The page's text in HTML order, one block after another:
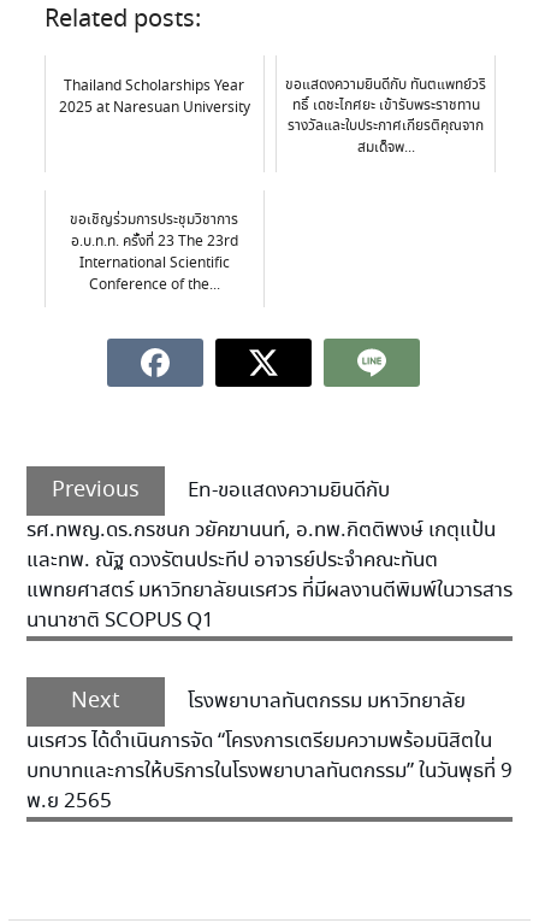
Related posts:
Thailand Scholarships Year
2025 at Naresuan University
ขอแสดงความยินดีกับ ทันตแพทย์วริ
ทธิ์ เดชะไกศยะ เข้ารับพระราชทาน
รางวัลและใบประกาศเกียรติคุณจาก
สมเด็จพ...
ขอเชิญร่วมการประชุมวิชาการ
อ.บ.ท.ท. ครั้งที่ 23 The 23rd
International Scientific
Conference of the...
Previous
En-ขอแสดงความยินดีกับ
รศ.ทพญ.ดร.กรชนก วยัคฆานนท์, อ.ทพ.กิตติพงษ์ เกตุแป้น
และทพ. ณัฐ ดวงรัตนประทีป อาจารย์ประจำคณะทันต
แพทยศาสตร์ มหาวิทยาลัยนเรศวร ที่มีผลงานตีพิมพ์ในวารสาร
นานาชาติ SCOPUS Q1
Next
โรงพยาบาลทันตกรรม มหาวิทยาลัย
นเรศวร ได้ดำเนินการจัด “โครงการเตรียมความพร้อมนิสิตใน
บทบาทและการให้บริการในโรงพยาบาลทันตกรรม” ในวันพุธที่ 9
พ.ย 2565